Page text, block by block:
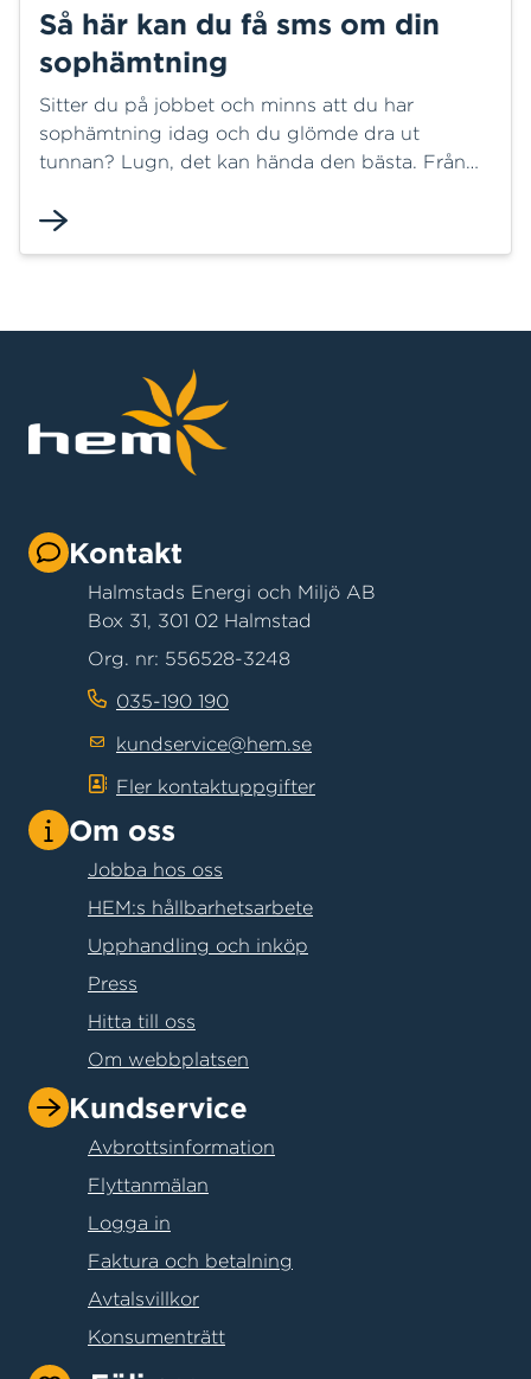
Så här kan du få sms om din
sophämtning
Sitter du på jobbet och minns att du har
sophämtning idag och du glömde dra ut
tunnan? Lugn, det kan hända den bästa. Från
hjälp att minnas dina sophämtningsdagar. Nu
Kontakt
Halmstads Energi och Miljö AB
Box 31, 301 02 Halmstad
Org. nr: 556528-3248
035-190 190
kundservice@hem.se
Fler kontaktuppgifter
Om oss
Jobba hos oss
HEM:s hållbarhetsarbete
Upphandling och inköp
Press
Hitta till oss
Om webbplatsen
Kundservice
Avbrottsinformation
Flyttanmälan
Logga in
Faktura och betalning
Avtalsvillkor
Konsumenträtt